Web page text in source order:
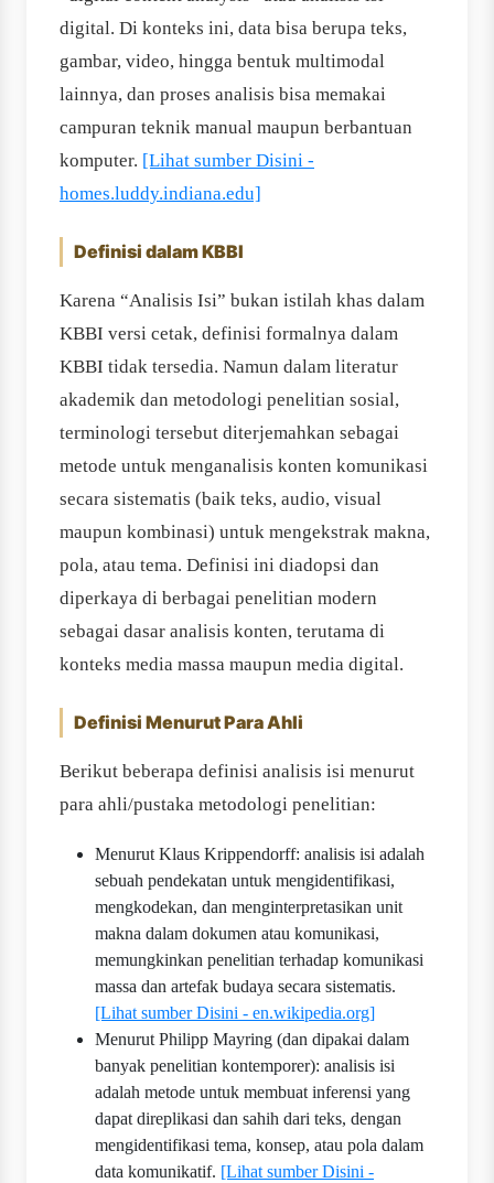
digital. Di konteks ini, data bisa berupa teks,
gambar, video, hingga bentuk multimodal
lainnya, dan proses analisis bisa memakai
campuran teknik manual maupun berbantuan
komputer. [Lihat sumber Disini -
homes.luddy.indiana.edu]
Definisi dalam KBBI
Karena “Analisis Isi” bukan istilah khas dalam
KBBI versi cetak, definisi formalnya dalam
KBBI tidak tersedia. Namun dalam literatur
akademik dan metodologi penelitian sosial,
terminologi tersebut diterjemahkan sebagai
metode untuk menganalisis konten komunikasi
secara sistematis (baik teks, audio, visual
maupun kombinasi) untuk mengekstrak makna,
pola, atau tema. Definisi ini diadopsi dan
diperkaya di berbagai penelitian modern
sebagai dasar analisis konten, terutama di
konteks media massa maupun media digital.
Definisi Menurut Para Ahli
Berikut beberapa definisi analisis isi menurut
para ahli/pustaka metodologi penelitian:
Menurut Klaus Krippendorff: analisis isi adalah
sebuah pendekatan untuk mengidentifikasi,
mengkodekan, dan menginterpretasikan unit
makna dalam dokumen atau komunikasi,
memungkinkan penelitian terhadap komunikasi
massa dan artefak budaya secara sistematis.
[Lihat sumber Disini - en.wikipedia.org]
Menurut Philipp Mayring (dan dipakai dalam
banyak penelitian kontemporer): analisis isi
adalah metode untuk membuat inferensi yang
dapat direplikasi dan sahih dari teks, dengan
mengidentifikasi tema, konsep, atau pola dalam
data komunikatif. [Lihat sumber Disini -